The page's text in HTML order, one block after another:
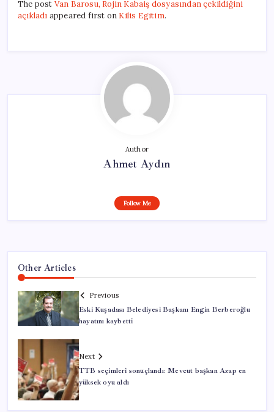
The post Van Barosu, Rojin Kabaiş dosyasından çekildiğini
açıkladı appeared first on Kilis Egitim.
Author
Ahmet Aydın
Follow Me
Other Articles
Previous
Eski Kuşadası Belediyesi Başkanı Engin Berberoğlu
hayatını kaybetti
Next
TTB seçimleri sonuçlandı: Mevcut başkan Azap en
yüksek oyu aldı